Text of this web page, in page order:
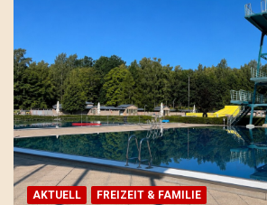
AKTUELL FREIZEIT & FAMILIE